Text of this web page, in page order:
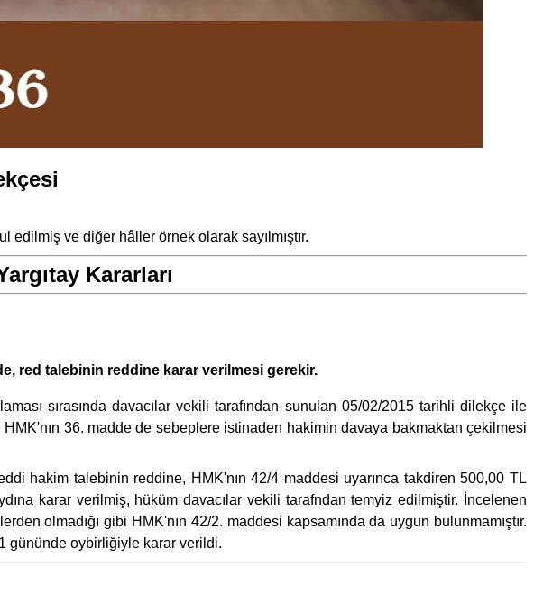
edilmiş ve diğer hâller örnek olarak sayılmıştır.
Kararları
red talebinin reddine karar verilmesi gerekir.
sırasında davacılar vekili tarafından sunulan 05/02/2015 tarihli dilekçe ile
36. madde de sebeplere istinaden hakimin davaya bakmaktan çekilmesi
hakim talebinin reddine, HMK'nın 42/4 maddesi uyarınca takdiren 500,00 TL
karar verilmiş, hüküm davacılar vekili tarafndan temyiz edilmiştir. İncelenen
olmadığı gibi HMK'nın 42/2. maddesi kapsamında da uygun bulunmamıştır.
gününde oybirliğiyle karar verildi.